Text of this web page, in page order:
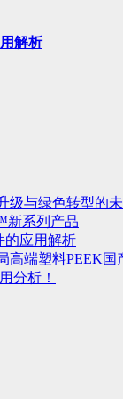
解析
级与绿色转型的
新系列产品
的应用解析
高端塑料PEEK国
分析！